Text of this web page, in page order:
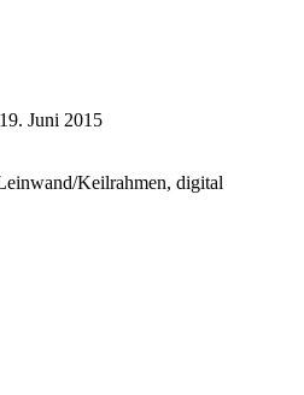
19. Juni 2015
Keilrahmen, digital